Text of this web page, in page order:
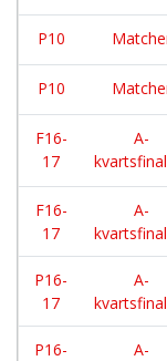
P10
P10
F16-
17
A-
F16-
17
A-
P16-
17
A-
P16-
A-